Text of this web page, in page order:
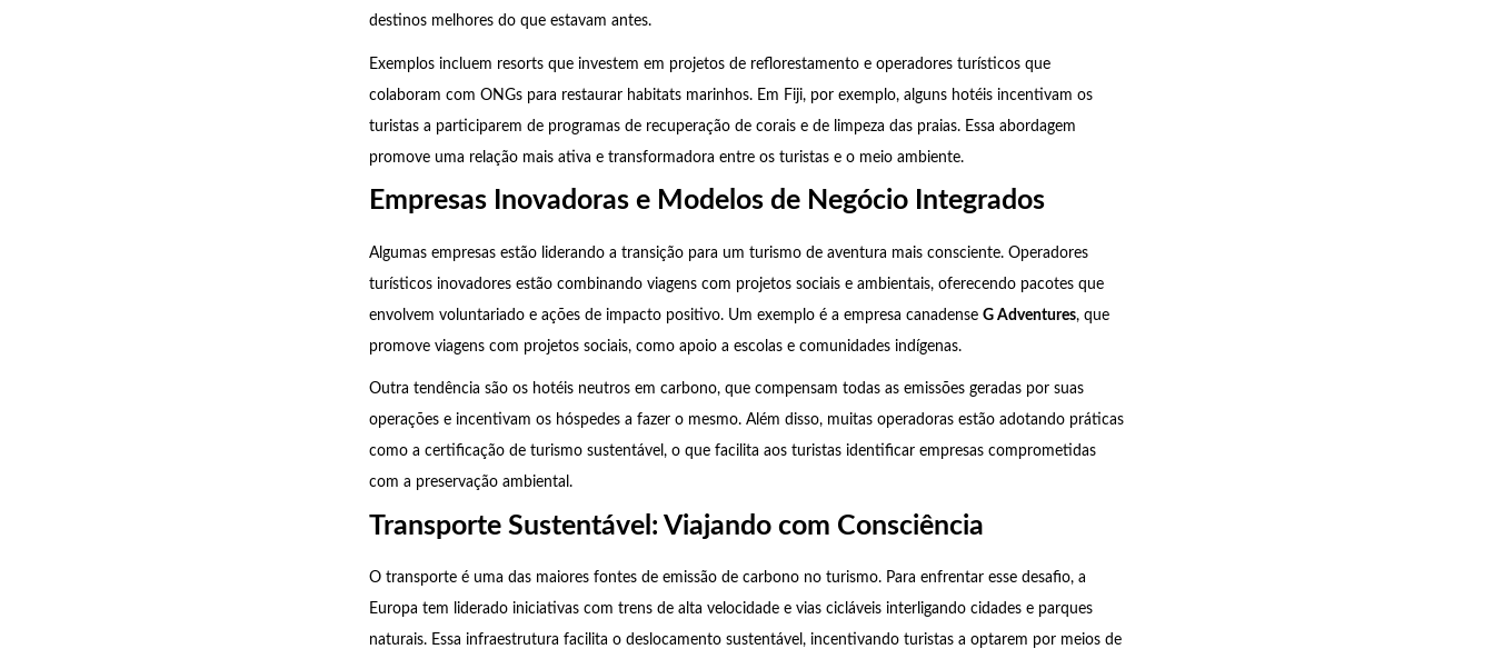
destinos melhores do que estavam antes.
Exemplos incluem resorts que investem em projetos de reflorestamento e operadores turísticos que
colaboram com ONGs para restaurar habitats marinhos. Em Fiji, por exemplo, alguns hotéis incentivam os
turistas a participarem de programas de recuperação de corais e de limpeza das praias. Essa abordagem
promove uma relação mais ativa e transformadora entre os turistas e o meio ambiente.
Empresas Inovadoras e Modelos de Negócio Integrados
Algumas empresas estão liderando a transição para um turismo de aventura mais consciente. Operadores
turísticos inovadores estão combinando viagens com projetos sociais e ambientais, oferecendo pacotes que
envolvem voluntariado e ações de impacto positivo. Um exemplo é a empresa canadenseG Adventures, que
promove viagens com projetos sociais, como apoio a escolas e comunidades indígenas.
Outra tendência são os hotéis neutros em carbono, que compensam todas as emissões geradas por suas
operações e incentivam os hóspedes a fazer o mesmo. Além disso, muitas operadoras estão adotando práticas
como a certificação de turismo sustentável, o que facilita aos turistas identificar empresas comprometidas
com a preservação ambiental.
Transporte Sustentável: Viajando com Consciência
O transporte é uma das maiores fontes de emissão de carbono no turismo. Para enfrentar esse desafio, a
Europa tem liderado iniciativas com trens de alta velocidade e vias cicláveis interligando cidades e parques
naturais. Essa infraestrutura facilita o deslocamento sustentável, incentivando turistas a optarem por meios de